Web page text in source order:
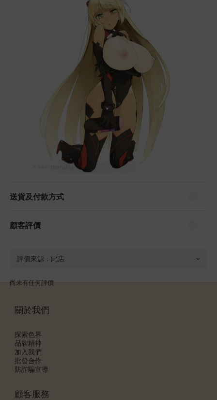
送貨及付款方式
顧客評價
尚未有任何評價
關於我們
探索色界
品牌精神
加入我們
批發合作
防詐騙宣導
顧客服務